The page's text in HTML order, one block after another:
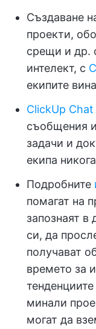
Създаване
проекти,
срещи и др.
интелект, с
екипите
ClickUp Chat
съобщения
задачи и
екипа
Подробните
помагат на
запознаят в
си, да
получават
времето за
минали
могат да